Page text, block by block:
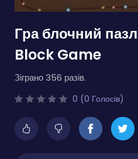
Гра блочний
Block Game
Зіграно 356 разів.
0 (0 Голосів)